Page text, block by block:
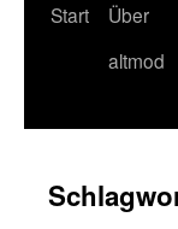
Start
Über
altmod